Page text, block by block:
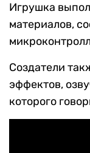
Игрушка
материалов,
Создатели
эффектов,
которого